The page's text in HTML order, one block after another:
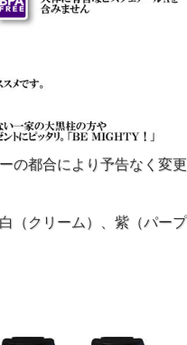
の都合により予告なく変更
（クリーム）、紫（パープ